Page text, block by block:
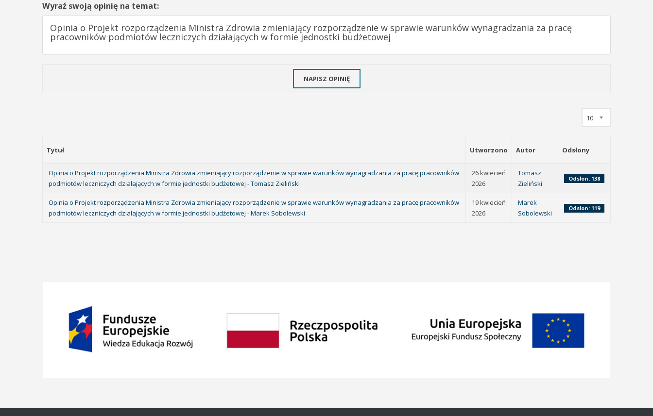
Wyraź swoją opinię na temat:
Opinia o Projekt rozporządzenia Ministra Zdrowia zmieniający rozporządzenie w sprawie warunków wynagradzania za pracę
pracowników podmiotów leczniczych działających w formie jednostki budżetowej
NAPISZ OPINIĘ
10
Tytuł Utworzono Autor Odsłony
Opinia o Projekt rozporządzenia Ministra Zdrowia zmieniający rozporządzenie w sprawie warunków wynagradzania za pracę pracowników
podmiotów leczniczych działających w formie jednostki budżetowej - Tomasz Zieliński
26 kwiecień
2026
Tomasz
Zieliński
Odsłon: 138
Opinia o Projekt rozporządzenia Ministra Zdrowia zmieniający rozporządzenie w sprawie warunków wynagradzania za pracę pracowników
podmiotów leczniczych działających w formie jednostki budżetowej - Marek Sobolewski
19 kwiecień
2026
Marek
Sobolewski
Odsłon: 119